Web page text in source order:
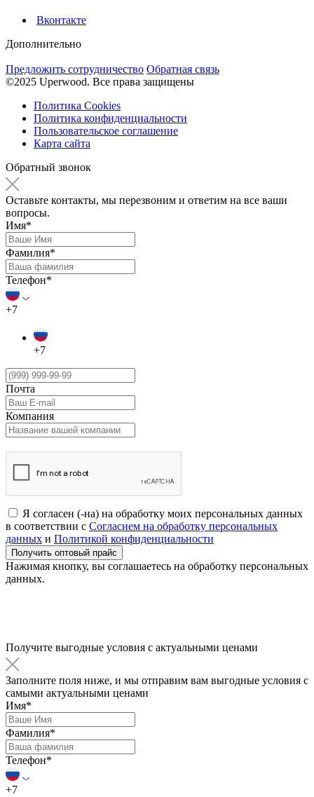
Вконтакте
Дополнительно
Предложить сотрудничество Обратная связь
©2025 Uperwood. Все права защищены
Политика Cookies
Политика конфиденциальности
Пользовательское соглашение
Карта сайта
Обратный звонок
Оставьте контакты, мы перезвоним и ответим на все ваши
вопросы.
Имя*
Фамилия*
Телефон*
+7
+7
Почта
Компания
Я согласен (-на) на обработку моих персональных данных
в соответствии с Согласием на обработку персональных
данных и Политикой конфиденциальности
Нажимая кнопку, вы соглашаетесь на обработку персональных
данных.
Получите выгодные условия с актуальными ценами
Заполните поля ниже, и мы отправим вам выгодные условия с
самыми актуальными ценами
Имя*
Фамилия*
Телефон*
+7